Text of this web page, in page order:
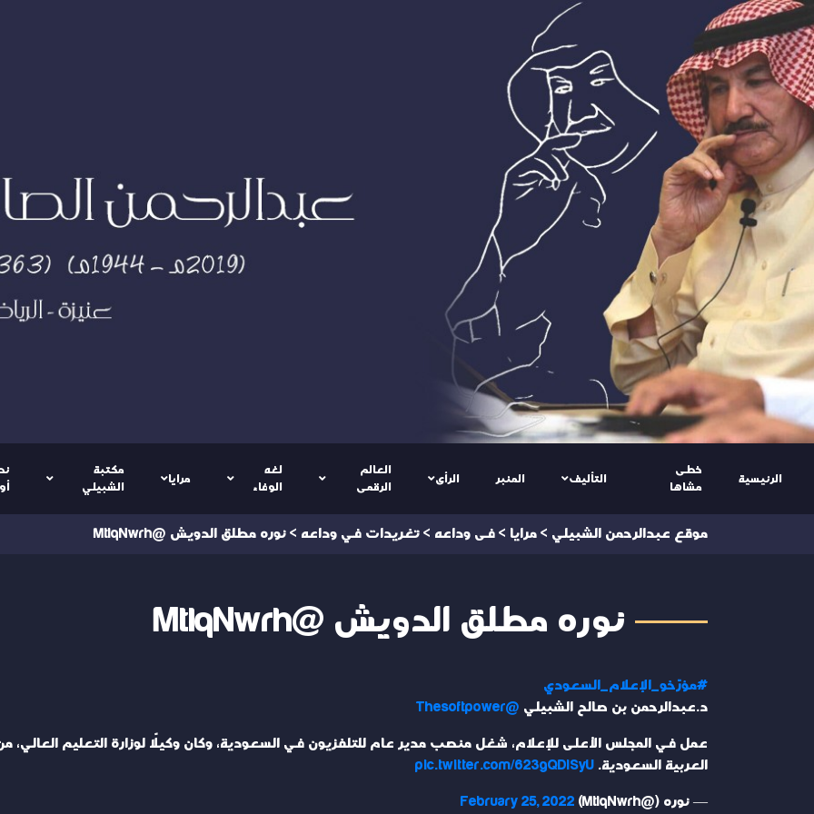
الرئيسية
خطى
مشاها
التأليف المنبر الرأى
العالم
الرقمى
لغه
الوفاء
مرايا
مكتبة
الشبيلي
موقع عبدالرحمن الشبيلي > مرايا > فى وداعه > تغريدات في وداعه > نوره مطلق الدويش @MtlqNwrh
نوره مطلق الدويش @MtlqNwrh
#مؤرّخو_الإعلام_السعودي
د.عبدالرحمن بن صالح الشبيلي @Thesoftpower
عمل في المجلس الأعلى للإعلام، شغل منصب مدير عام للتلفزيون في السعودية، وكان وكيلًا لوزارة التعليم العالي، من
العربية السعودية. pic.twitter.com/623gQDlSyU
— نوره (@MtlqNwrh) February 25, 2022